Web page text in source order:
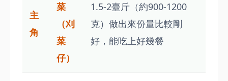
主
角
菜
（刈
菜
仔）
1.5-2臺斤（約900-1200
克）做出來份量比較剛
好，能吃上好幾餐